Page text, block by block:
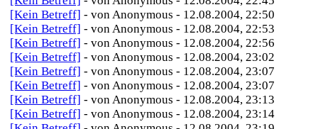
[Kein Betreff] - von Anonymous - 12.08.2004, 22:50
[Kein Betreff] - von Anonymous - 12.08.2004, 22:53
[Kein Betreff] - von Anonymous - 12.08.2004, 22:56
[Kein Betreff] - von Anonymous - 12.08.2004, 23:02
[Kein Betreff] - von Anonymous - 12.08.2004, 23:07
[Kein Betreff] - von Anonymous - 12.08.2004, 23:07
[Kein Betreff] - von Anonymous - 12.08.2004, 23:13
[Kein Betreff] - von Anonymous - 12.08.2004, 23:14